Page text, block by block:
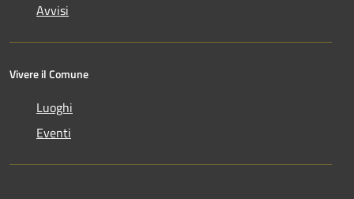
Avvisi
Vivere il Comune
Luoghi
Eventi